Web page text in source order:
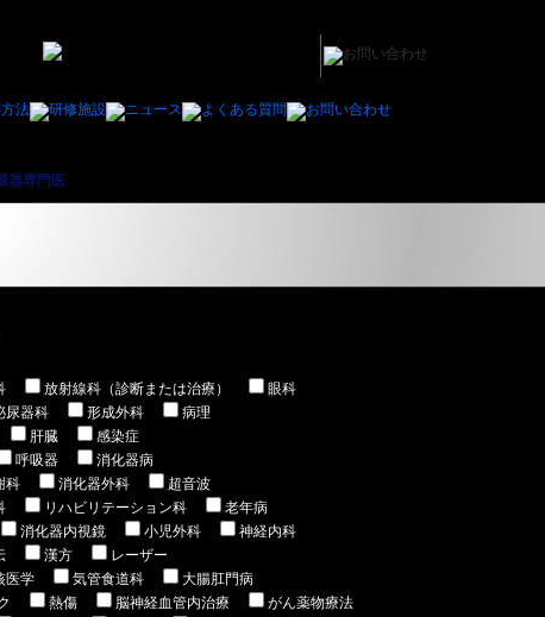
器専門医
放射線科（診断または治療）
眼科
尿器科 形成外科
病理
肝臓
感染症
呼吸器
消化器病
科 消化器外科
超音波
リハビリテーション科
老年病
消化器内視鏡 小児外科
神経内科
漢方
レーザー
医学 気管食道科
大腸肛門病
熱傷 脳神経血管内治療
がん薬物療法